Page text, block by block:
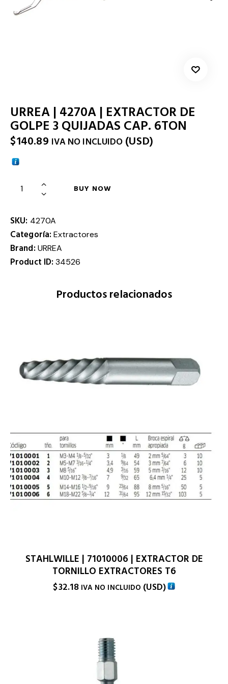
URREA | 4270A | EXTRACTOR DE
GOLPE 3 QUIJADAS CAP. 6TON
$140.89 IVA NO INCLUIDO (USD)
BUY NOW
SKU: 4270A
Categoría:Extractores
Brand: URREA
Product ID:34526
Productos relacionados
STAHLWILLE | 71010006 | EXTRACTOR DE
TORNILLO EXTRACTORES T6
$32.18 IVA NO INCLUIDO (USD)